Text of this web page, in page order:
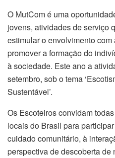
O MutCom é uma
jovens, atividades de serviço
estimular o envolvimento
promover a formação do
à sociedade. Este ano a
setembro, sob o tema
Sustentável’.
Os Escoteiros convidam
locais do Brasil para
cuidado comunitário, à
perspectiva de descoberta de